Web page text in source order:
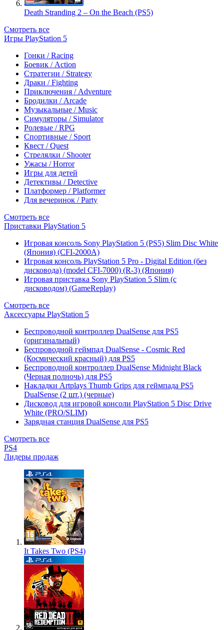
Death Stranding 2 – On the Beach (PS5)
Смотреть все
Игры PlayStation 5
Гонки / Racing
Боевик / Action
Стратегии / Strategy
Драки / Fighting
Приключения / Adventure
Бродилки / Arcade
Музыкальные / Music
Симуляторы / Simulator
Ролевые / RPG
Спортивные / Sport
Квест / Quest
Стрелялки / Shooter
Ужасы / Horror
Игры для детей
Детективы / Detective
Платформер / Platformer
Для вечеринок / Party
Смотреть все
Приставки PlayStation 5
Игровая консоль Sony PlayStation 5 (PS5) Slim Disc White
(Япония) (CFI-2000A)
Игровая консоль PlayStation 5 Pro - Digital Edition (без
дисковода) (model CFI-7000) (R-3) (Япония)
Игровая приставка Sony PlayStation 5 Slim (с
дисководом) (GameReplay)
Смотреть все
Аксессуары PlayStation 5
Беспроводной контроллер DualSense для PS5
(оригинальный)
Беспроводной геймпад DualSense - Cosmic Red
(Космический красный) для PS5
Беспроводной контроллер DualSense Midnight Black
(Черная полночь) для PS5
Накладки Artplays Thumb Grips для геймпада PS5
DualSense (2 шт.) (черные)
Дисковод для игровой консоли PlayStation 5 Disc Drive
White (PRO/SLIM)
Зарядная станция DualSense для PS5
Смотреть все
PS4
Лидеры продаж
It Takes Two (PS4)